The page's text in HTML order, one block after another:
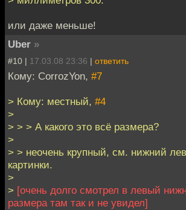
или даже меньше!
Uber »
#10 | 17.03.08 23:36 | ответить
Кому: CorrozYon, #7
> Кому: местный, #4
>
> > > А какого это всё размера?
>
> > неочень крупный, см. нижний
картинки.
>
> [очень долго смотрел в левый
размера там так и не увидел]